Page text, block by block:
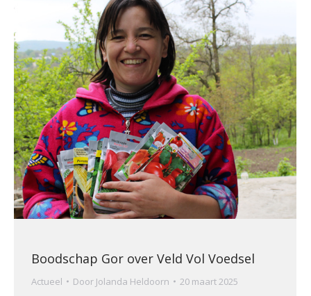
Boodschap Gor over Veld Vol Voedsel
Actueel Door Jolanda Heldoorn 20 maart 2025